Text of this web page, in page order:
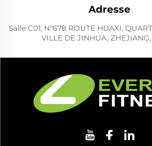
Adresse
Salle C01, N°678 ROUTE HUAXI,
VILLE DE JINHUA,